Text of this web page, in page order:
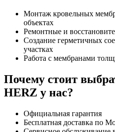
Монтаж кровельных
объектах
Ремонтные и
Создание герметичных
участках
Работа с мембранами
Почему стоит
HERZ у нас?
Официальная гарантия
Бесплатная доставка по